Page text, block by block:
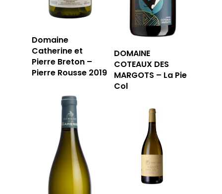
Domaine
Catherine et
Pierre Breton –
Pierre Rousse 2019
DOMAINE
COTEAUX DES
MARGOTS – La Pie
Col
LA CAVE
APERÇU DE NOTRE
LA TOURNÉE DU
LA TABLE
LA CARTE DU